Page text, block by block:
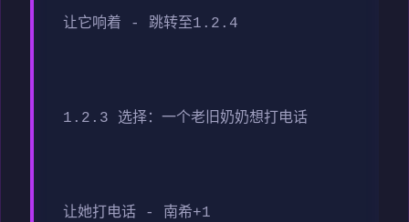
让它响着 - 跳转至1.2.4
1.2.3 选择：一个老旧奶奶想打电话
让她打电话 - 南希+1